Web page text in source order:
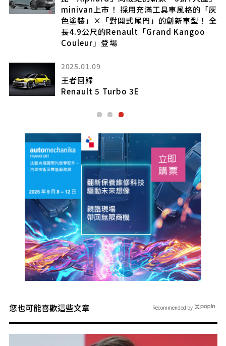
minivan上市！ 採用充滿工具車風格的「灰
色塗裝」×「對開式尾門」的創新車型！ 全
長4.9公尺的Renault「Grand Kangoo
Couleur」登場
2025.01.09
王者回歸
Renault 5 Turbo 3E
您也可能喜歡這些文章 Recommended by